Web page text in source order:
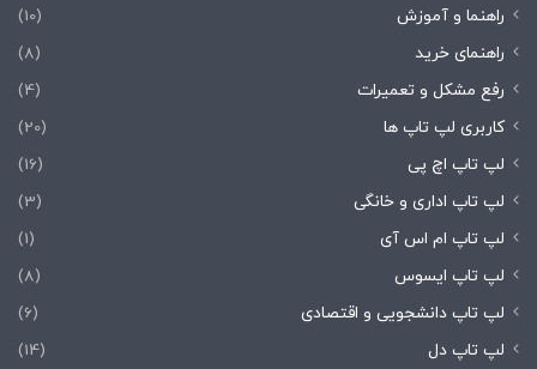
راهنما و آموزش
(10)
راهنمای خرید
(8)
رفع مشکل و تعمیرات
(4)
کاربری لپ تاپ ها
(20)
لپ تاپ اچ پی
(16)
لپ تاپ اداری و خانگی
(3)
لپ تاپ ام اس آی
(1)
لپ تاپ ایسوس
(8)
لپ تاپ دانشجویی و اقتصادی
(6)
لپ تاپ دل
(14)